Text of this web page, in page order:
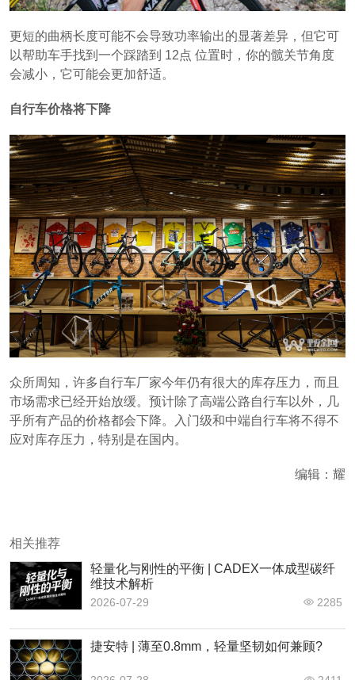
更短的曲柄长度可能不会导致功率输出的显著差异，但它可
以帮助车手找到一个踩踏到 12点 位置时，你的髋关节角度
会减小，它可能会更加舒适。
自行车价格将下降
众所周知，许多自行车厂家今年仍有很大的库存压力，而且
市场需求已经开始放缓。预计除了高端公路自行车以外，几
乎所有产品的价格都会下降。入门级和中端自行车将不得不
应对库存压力，特别是在国内。
编辑：耀
相关推荐
轻量化与刚性的平衡 | CADEX一体成型碳纤
维技术解析
2026-07-29 2285
捷安特 | 薄至0.8mm，轻量坚韧如何兼顾?